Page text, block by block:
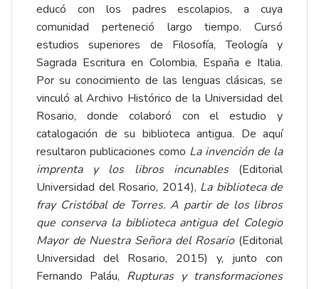
educó con los padres escolapios, a cuya
comunidad perteneció largo tiempo. Cursó
estudios superiores de Filosofía, Teología y
Sagrada Escritura en Colombia, España e Italia.
Por su conocimiento de las lenguas clásicas, se
vinculó al Archivo Histórico de la Universidad del
Rosario, donde colaboró con el estudio y
catalogación de su biblioteca antigua. De aquí
resultaron publicaciones como La invención de la
imprenta y los libros incunables (Editorial
Universidad del Rosario, 2014), La biblioteca de
fray Cristóbal de Torres. A partir de los libros
que conserva la biblioteca antigua del Colegio
Mayor de Nuestra Señora del Rosario (Editorial
Universidad del Rosario, 2015) y, junto con
Fernando Paláu, Rupturas y transformaciones